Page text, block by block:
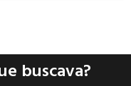
buscava?